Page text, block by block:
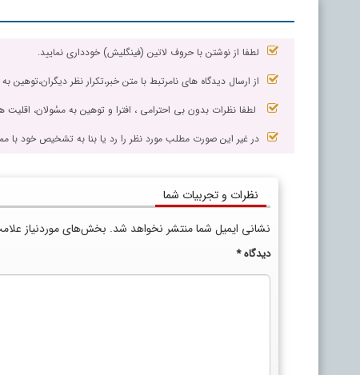
لطفا از نوشتن با حروف لاتین (فینگلیش) خودداری نمایید.
از ارسال دیدگاه های نامرتبط با متن خبر،تکرار نظر
لطفا نظرات بدون بی احترامی ، افترا و توهین به مسٔولان،
در غیر این صورت مطلب مورد نظر را رد یا بنا به تشخیص خود با
نظرات و تجربیات شما
نشانی ایمیل شما منتشر نخواهد شد. بخش‌های موردنیاز
دیدگاه*